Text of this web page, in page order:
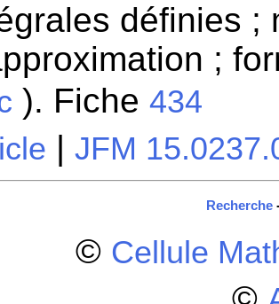
définies ;
;
). Fiche434
|JFM
Recherche
© Cellule